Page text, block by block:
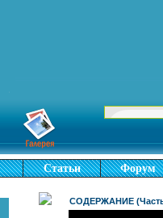
Статьи Форум
СОДЕРЖАНИЕ